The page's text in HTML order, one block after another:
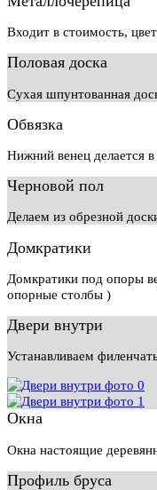
Входит в стоимость,
Половая доска
Сухая шпунтованная
Обвязка
Нижний венец делается в
Черновой пол
Делаем из обрезной
Домкратики
Домкратики под опоры
опорные столбы )
Двери внутри
Устанавливаем
Окна
Окна настоящие
Профиль бруса